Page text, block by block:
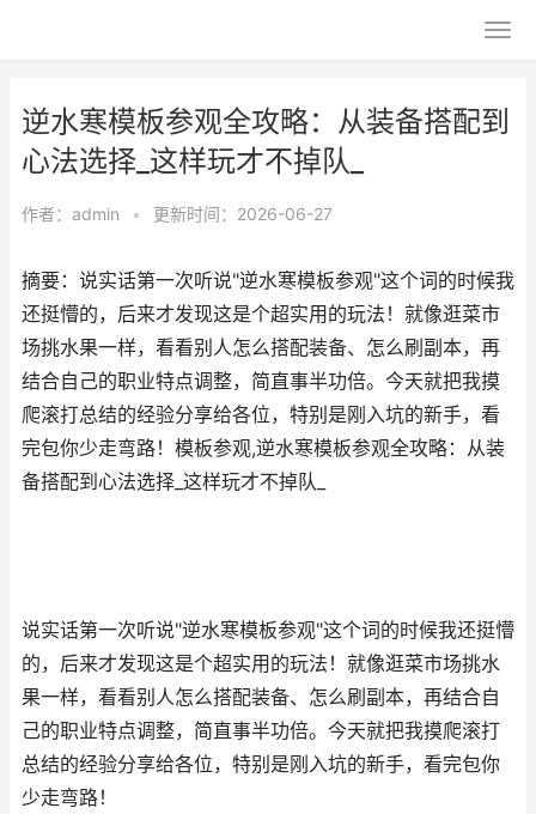
逆水寒模板参观全攻略：从装备搭配到
心法选择_这样玩才不掉队_
作者： admin • 更新时间：2026-06-27
摘要：说实话第一次听说"逆水寒模板参观"这个词的时候我
还挺懵的，后来才发现这是个超实用的玩法！就像逛菜市
场挑水果一样，看看别人怎么搭配装备、怎么刷副本，再
结合自己的职业特点调整，简直事半功倍。今天就把我摸
爬滚打总结的经验分享给各位，特别是刚入坑的新手，看
完包你少走弯路！模板参观,逆水寒模板参观全攻略：从装
备搭配到心法选择_这样玩才不掉队_
说实话第一次听说"逆水寒模板参观"这个词的时候我还挺懵
的，后来才发现这是个超实用的玩法！就像逛菜市场挑水
果一样，看看别人怎么搭配装备、怎么刷副本，再结合自
己的职业特点调整，简直事半功倍。今天就把我摸爬滚打
总结的经验分享给各位，特别是刚入坑的新手，看完包你
少走弯路！